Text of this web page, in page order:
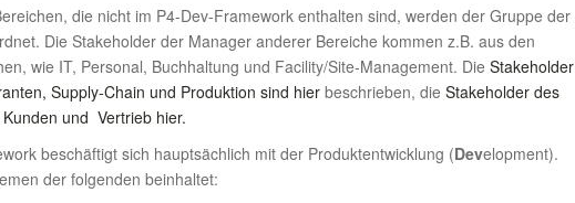
die nicht im P4-Dev-Framework enthalten sind, werden der Gruppe der
Die Stakeholder der Manager anderer Bereiche kommen z.B. aus den
wie IT, Personal, Buchhaltung und Facility/Site-Management. Die Stakeholder
Supply-Chain und Produktion sind hier beschrieben, die Stakeholder des
und Vertrieb hier.
beschäftigt sich hauptsächlich mit der Produktentwicklung (Development).
der folgenden beinhaltet: